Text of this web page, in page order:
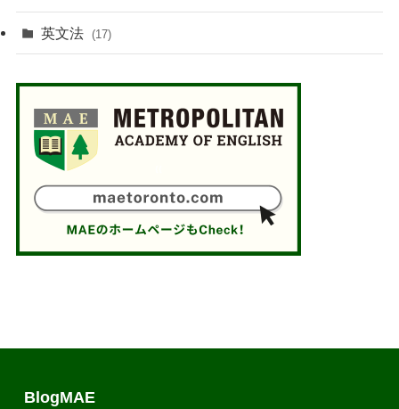
英文法 (17)
BlogMAE